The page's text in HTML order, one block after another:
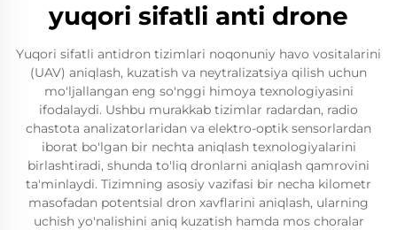
yuqori sifatli anti drone
Yuqori sifatli antidron tizimlari noqonuniy havo vositalarini
(UAV) aniqlash, kuzatish va neytralizatsiya qilish uchun
mo'ljallangan eng so'nggi himoya texnologiyasini
ifodalaydi. Ushbu murakkab tizimlar radardan, radio
chastota analizatorlaridan va elektro-optik sensorlardan
iborat bo'lgan bir nechta aniqlash texnologiyalarini
birlashtiradi, shunda to'liq dronlarni aniqlash qamrovini
ta'minlaydi. Tizimning asosiy vazifasi bir necha kilometr
masofadan potentsial dron xavflarini aniqlash, ularning
uchish yo'nalishini aniq kuzatish hamda mos choralar